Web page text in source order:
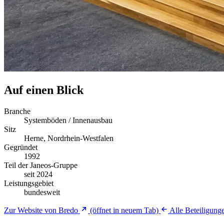
Auf einen Blick
Branche
Systemböden / Innenausbau
Sitz
Herne, Nordrhein-Westfalen
Gegründet
1992
Teil der Janeos-Gruppe
seit 2024
Leistungsgebiet
bundesweit
Zur Website von Bredo (öffnet in neuem Tab) Alle